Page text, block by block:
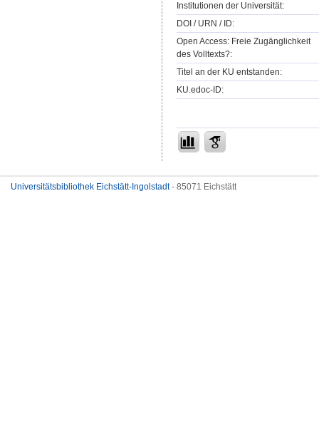
Institutionen der Universität:
DOI / URN / ID:
Open Access: Freie Zugänglichkeit
des Volltexts?:
Titel an der KU entstanden:
KU.edoc-ID:
Universitätsbibliothek Eichstätt-Ingolstadt- 85071 Eichstätt